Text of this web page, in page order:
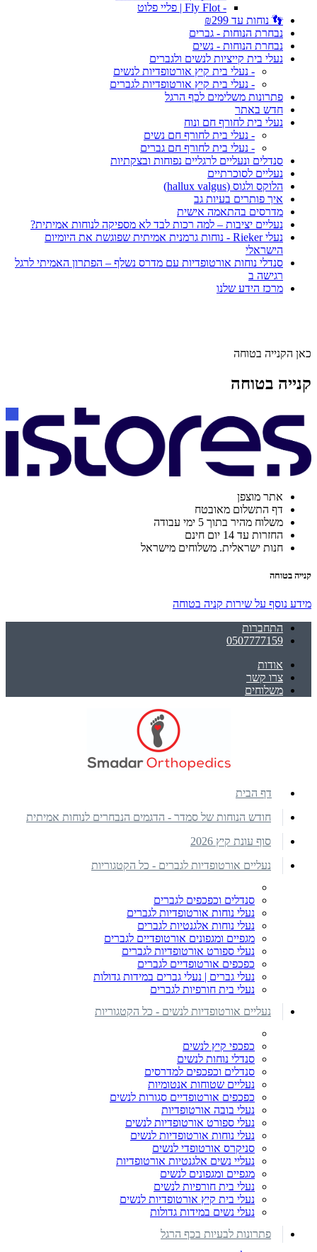
- Fly Flot | פליי פלוט
👣 נוחות עד ₪299
נבחרת הנוחות - גברים
נבחרת הנוחות - נשים
נעלי בית קייציות לנשים ולגברים
- נעלי בית קיץ אורטופדיות לנשים
- נעלי בית קיץ אורטופדיות לגברים
פתרונות משלימים לכף הרגל
חדש באתר
נעלי בית לחורף חם ונוח
- נעלי בית לחורף חם נשים
- נעלי בית לחורף חם גברים
סנדלים ונעליים לרגליים נפוחות ובצקתיות
נעליים לסוכרתיים
הלוקס ולגוס (hallux valgus)
איך פותרים בעיות גב
מדרסים בהתאמה אישית
נעליים יציבות – למה רכות לבד לא מספיקה לנוחות אמיתית?
נעלי Rieker - נוחות גרמנית אמיתית שפוגשת את היומיום
הישראלי
סנדלי נוחות אורטופדיות עם מדרס נשלף – הפתרון האמיתי לרגל
רגישה ב
מרכז הידע שלנו
כאן הקנייה בטוחה
קנייה בטוחה
אתר מוצפן
דף התשלום מאובטח
משלוח מהיר בתוך 5 ימי עבודה
החזרות עד 14 יום חינם
חנות ישראלית. משלוחים מישראל
קנייה בטוחה
מידע נוסף על שירות קניה בטוחה
התחברות
0507777159
אודות
צרו קשר
משלוחים
דף הבית
חודש הנוחות של סמדר - הדגמים הנבחרים לנוחות אמיתית
סוף עונת קיץ 2026
נעליים אורטופדיות לגברים - כל הקטגוריות
סנדלים וכפכפים לגברים
נעלי נוחות אורטופדיות לגברים
נעלי נוחות אלגנטיות לגברים
מגפיים ומגפונים אורטופדיים לגברים
נעלי ספורט אורטופדיות לגברים
כפכפים אורטופדיים לגברים
נעלי גברים | נעלי גברים במידות גדולות
נעלי בית חורפיות לגברים
נעליים אורטופדיות לנשים - כל הקטגוריות
כפכפי קיץ לנשים
סנדלי נוחות לנשים
סנדלים וכפכפים למדרסים
נעליים שטוחות אנטומיות
כפכפים אורטופדיים סגורות לנשים
נעלי בובה אורטופדיות
נעלי ספורט אורטופדיות לנשים
נעלי נוחות אורטופדיות לנשים
סניקרס אורטופדי לנשים
נעליי נשים אלגנטיות אורטופדיות
מגפיים ומגפונים לנשים
נעלי בית חורפיות לנשים
נעלי בית קיץ אורטופדיות לנשים
נעלי נשים במידות גדולות
פתרונות לבעיות בכף הרגל